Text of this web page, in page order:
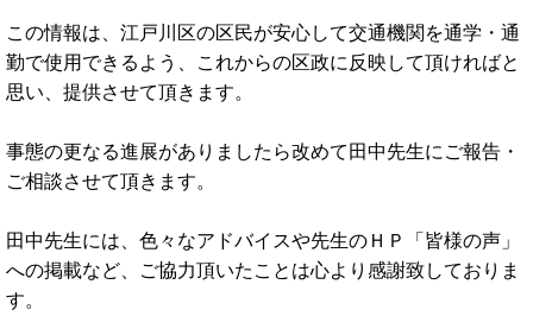
この情報は、江戸川区の区民が安心して交通機関を通学・通
勤で使用できるよう、これからの区政に反映して頂ければと
思い、提供させて頂きます。
事態の更なる進展がありましたら改めて田中先生にご報告・
ご相談させて頂きます。
田中先生には、色々なアドバイスや先生のＨＰ「皆様の声」
への掲載など、ご協力頂いたことは心より感謝致しておりま
す。